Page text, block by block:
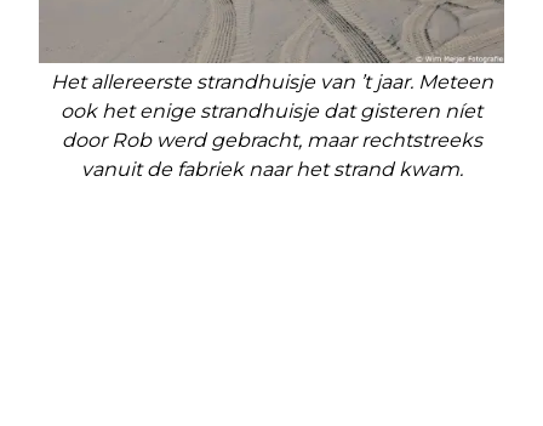
Het allereerste strandhuisje van ’t jaar. Meteen
ook het enige strandhuisje dat gisteren níet
door Rob werd gebracht, maar rechtstreeks
vanuit de fabriek naar het strand kwam.